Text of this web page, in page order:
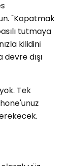
"Kapatmak
tutmaya
kilidini
dışı
Tek